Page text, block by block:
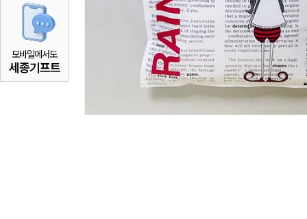
모바일에서도
세종기프트